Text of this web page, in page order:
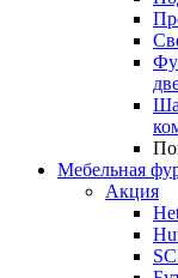
Мебельная
Акция